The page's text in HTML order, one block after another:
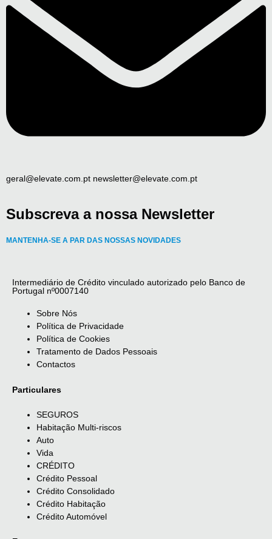
geral@elevate.com.pt newsletter@elevate.com.pt
Subscreva a nossa Newsletter
MANTENHA-SE A PAR DAS NOSSAS NOVIDADES
Intermediário de Crédito vinculado autorizado pelo Banco de
Portugal nº0007140
Sobre Nós
Política de Privacidade
Política de Cookies
Tratamento de Dados Pessoais
Contactos
Particulares
SEGUROS
Habitação Multi-riscos
Auto
Vida
CRÉDITO
Crédito Pessoal
Crédito Consolidado
Crédito Habitação
Crédito Automóvel